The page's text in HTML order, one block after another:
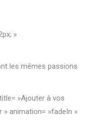
»
les mêmes passions
»Ajouter à vos
animation= »fadeIn »